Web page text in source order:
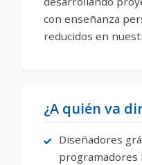
con enseñanza
reducidos en
¿A quién va
Diseñadores
programadores